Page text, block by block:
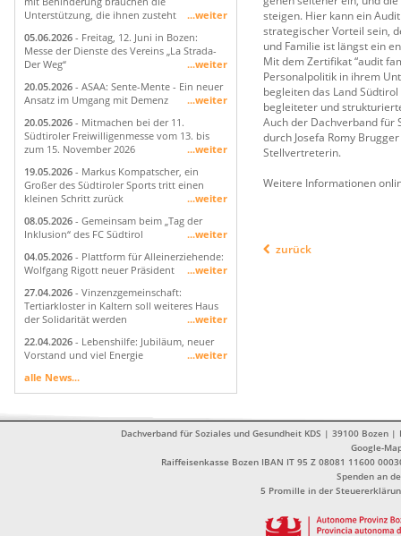
Unterstützung, die ihnen zusteht
...weiter
05.06.2026 - Freitag, 12. Juni in Bozen:
Messe der Dienste des Vereins „La Strada-
Der Weg“
...weiter
20.05.2026 - ASAA: Sente-Mente - Ein neuer
Ansatz im Umgang mit Demenz
...weiter
20.05.2026 - Mitmachen bei der 11.
Südtiroler Freiwilligenmesse vom 13. bis
zum 15. November 2026
...weiter
19.05.2026 - Markus Kompatscher, ein
Großer des Südtiroler Sports tritt einen
kleinen Schritt zurück
...weiter
08.05.2026 - Gemeinsam beim „Tag der
Inklusion“ des FC Südtirol
...weiter
04.05.2026 - Plattform für Alleinerziehende:
Wolfgang Rigott neuer Präsident
...weiter
27.04.2026 - Vinzenzgemeinschaft:
Tertiarkloster in Kaltern soll weiteres Haus
der Solidarität werden
...weiter
22.04.2026 - Lebenshilfe: Jubiläum, neuer
Vorstand und viel Energie
...weiter
alle News...
steigen. Hier kann ein
strategischer Vorteil sein,
und Familie ist längst ein
Mit dem Zertifikat “audit
Personalpolitik in ihrem
begleiten das Land
begleiteter und
Auch der Dachverband für
durch Josefa Romy
Stellvertreterin.
Weitere Informationen
zurück
Dachverband für Soziales und Gesundheit KDS | 39100
Google-
Raiffeisenkasse Bozen IBAN IT 95 Z 08081 11600
Spenden an
5 Promille in der